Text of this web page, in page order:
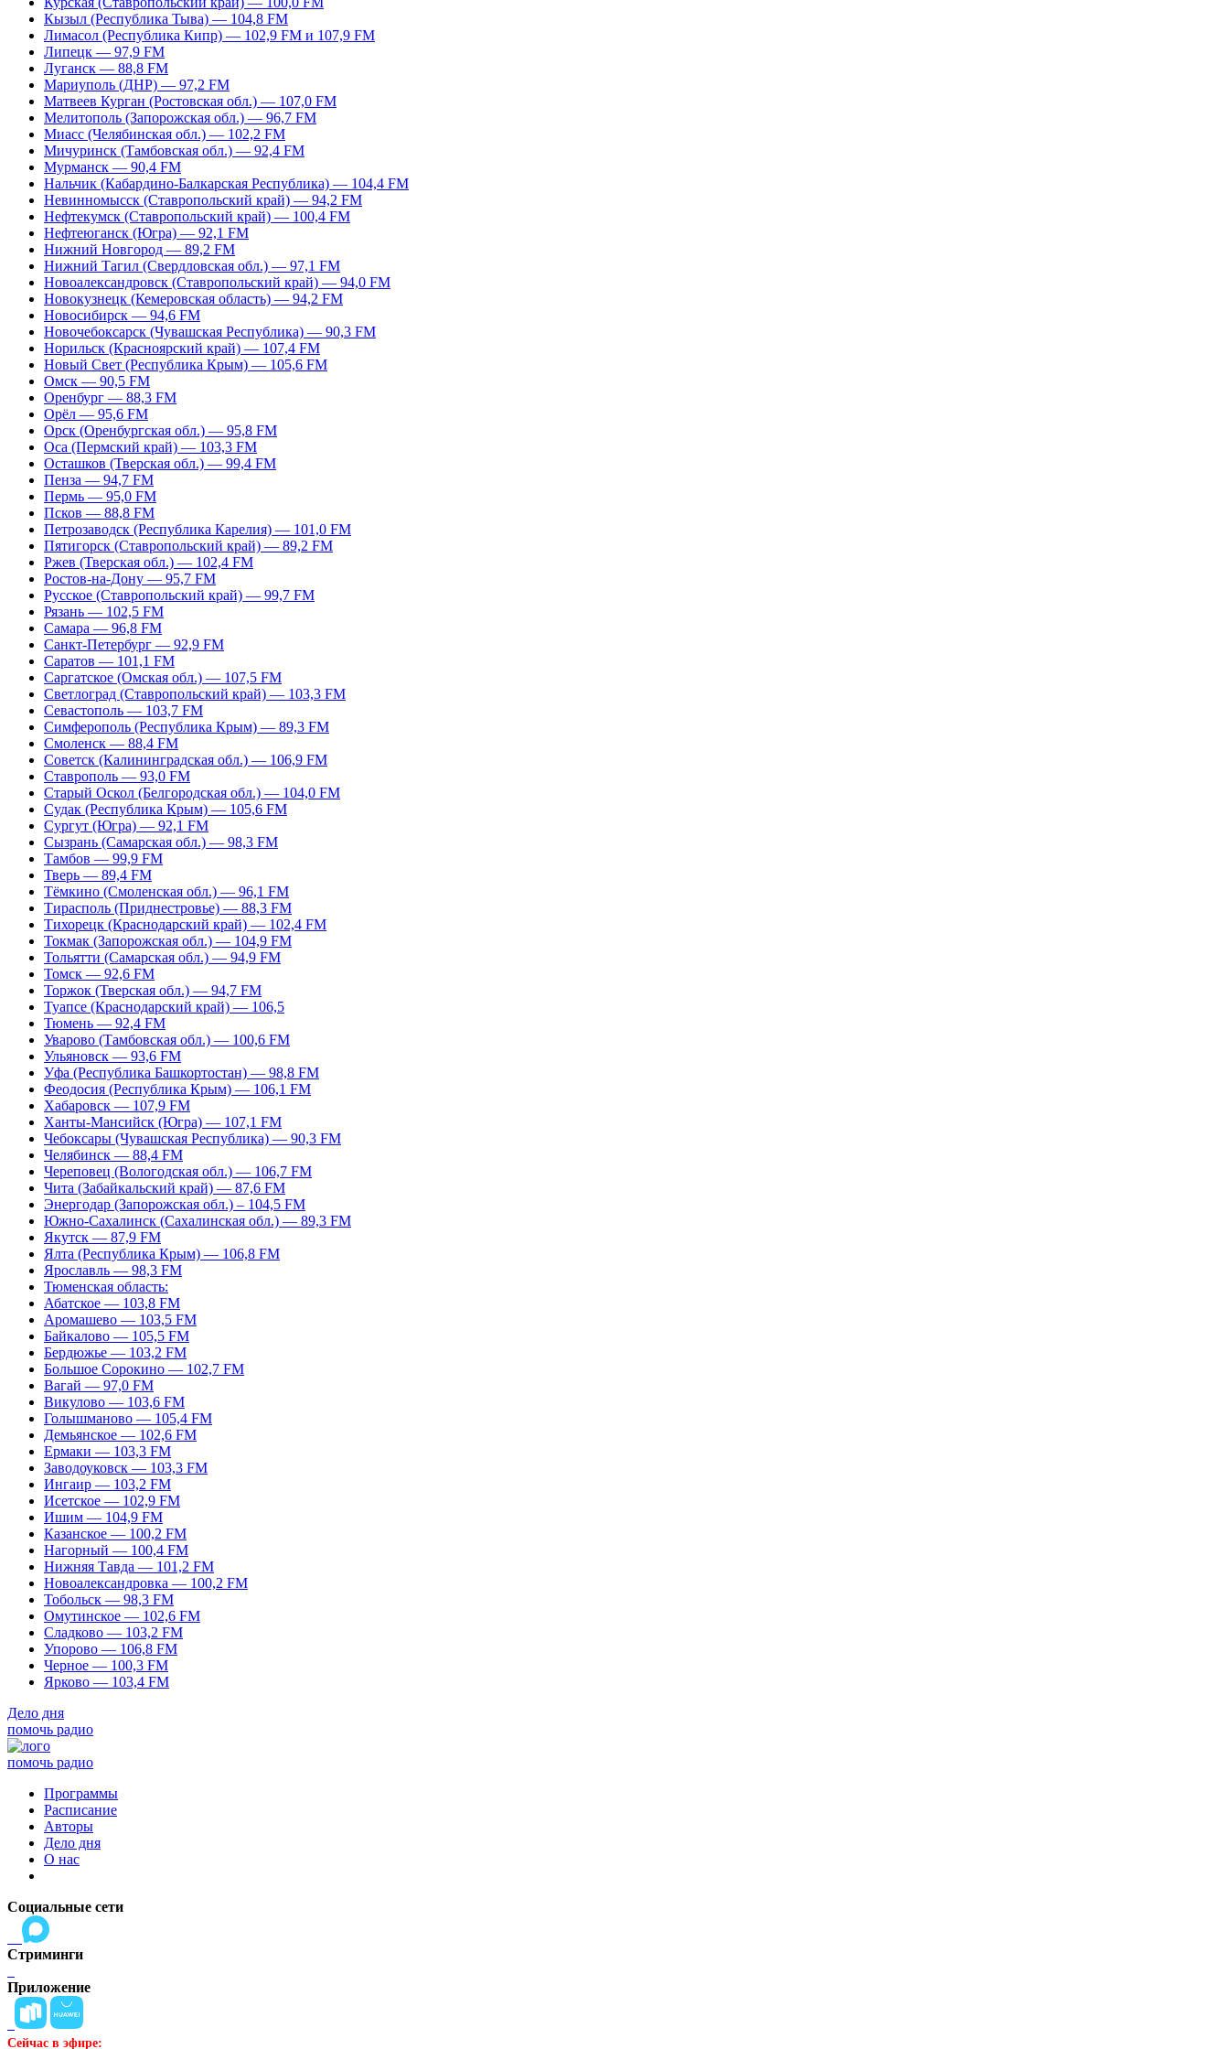
Кызыл (Республика Тыва) — 104,8 FM
Лимасол (Республика Кипр) — 102,9 FM и 107,9 FM
Липецк — 97,9 FM
Луганск — 88,8 FM
Мариуполь (ДНР) — 97,2 FM
Матвеев Курган (Ростовская обл.) — 107,0 FM
Мелитополь (Запорожская обл.) — 96,7 FM
Миасс (Челябинская обл.) — 102,2 FM
Мичуринск (Тамбовская обл.) — 92,4 FM
Мурманск — 90,4 FM
Нальчик (Кабардино-Балкарская Республика) — 104,4 FM
Невинномысск (Ставропольский край) — 94,2 FM
Нефтекумск (Ставропольский край) — 100,4 FM
Нефтеюганск (Югра) — 92,1 FM
Нижний Новгород — 89,2 FM
Нижний Тагил (Свердловская обл.) — 97,1 FM
Новоалександровск (Ставропольский край) — 94,0 FM
Новокузнецк (Кемеровская область) — 94,2 FM
Новосибирск — 94,6 FM
Новочебоксарск (Чувашская Республика) — 90,3 FM
Норильск (Красноярский край) — 107,4 FM
Новый Свет (Республика Крым) — 105,6 FM
Омск — 90,5 FM
Оренбург — 88,3 FM
Орёл — 95,6 FM
Орск (Оренбургская обл.) — 95,8 FM
Оса (Пермский край) — 103,3 FM
Осташков (Тверская обл.) — 99,4 FM
Пенза — 94,7 FM
Пермь — 95,0 FM
Псков — 88,8 FM
Петрозаводск (Республика Карелия) — 101,0 FM
Пятигорск (Ставропольский край) — 89,2 FM
Ржев (Тверская обл.) — 102,4 FM
Ростов-на-Дону — 95,7 FM
Русское (Ставропольский край) — 99,7 FM
Рязань — 102,5 FM
Самара — 96,8 FM
Санкт-Петербург — 92,9 FM
Саратов — 101,1 FM
Саргатское (Омская обл.) — 107,5 FM
Светлоград (Ставропольский край) — 103,3 FM
Севастополь — 103,7 FM
Симферополь (Республика Крым) — 89,3 FM
Смоленск — 88,4 FM
Советск (Калининградская обл.) — 106,9 FM
Ставрополь — 93,0 FM
Старый Оскол (Белгородская обл.) — 104,0 FM
Судак (Республика Крым) — 105,6 FM
Сургут (Югра) — 92,1 FM
Сызрань (Самарская обл.) — 98,3 FM
Тамбов — 99,9 FM
Тверь — 89,4 FM
Тёмкино (Смоленская обл.) — 96,1 FM
Тирасполь (Приднестровье) — 88,3 FM
Тихорецк (Краснодарский край) — 102,4 FM
Токмак (Запорожская обл.) — 104,9 FM
Тольятти (Самарская обл.) — 94,9 FM
Томск — 92,6 FM
Торжок (Тверская обл.) — 94,7 FM
Туапсе (Краснодарский край) — 106,5
Тюмень — 92,4 FM
Уварово (Тамбовская обл.) — 100,6 FM
Ульяновск — 93,6 FM
Уфа (Республика Башкортостан) — 98,8 FM
Феодосия (Республика Крым) — 106,1 FM
Хабаровск — 107,9 FM
Ханты-Мансийск (Югра) — 107,1 FM
Чебоксары (Чувашская Республика) — 90,3 FM
Челябинск — 88,4 FM
Череповец (Вологодская обл.) — 106,7 FM
Чита (Забайкальский край) — 87,6 FM
Энергодар (Запорожская обл.) – 104,5 FM
Южно-Сахалинск (Сахалинская обл.) — 89,3 FM
Якутск — 87,9 FM
Ялта (Республика Крым) — 106,8 FM
Ярославль — 98,3 FM
Тюменская область:
Абатское — 103,8 FM
Аромашево — 103,5 FM
Байкалово — 105,5 FM
Бердюжье — 103,2 FM
Большое Сорокино — 102,7 FM
Вагай — 97,0 FM
Викулово — 103,6 FM
Голышманово — 105,4 FM
Демьянское — 102,6 FM
Ермаки — 103,3 FM
Заводоуковск — 103,3 FM
Ингаир — 103,2 FM
Исетское — 102,9 FM
Ишим — 104,9 FM
Казанское — 100,2 FM
Нагорный — 100,4 FM
Нижняя Тавда — 101,2 FM
Новоалександровка — 100,2 FM
Тобольск — 98,3 FM
Омутинское — 102,6 FM
Сладково — 103,2 FM
Упорово — 106,8 FM
Черное — 100,3 FM
Ярково — 103,4 FM
Дело дня
помочь радио
помочь радио
Программы
Расписание
Авторы
Дело дня
О нас
Социальные сети
Стриминги
Приложение
Сейчас в эфире: